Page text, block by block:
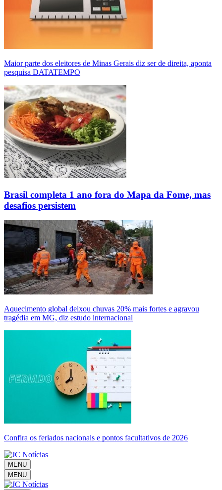
Maior parte dos eleitores de Minas Gerais diz ser de direita, aponta
pesquisa DATATEMPO
Brasil completa 1 ano fora do Mapa da Fome, mas
desafios persistem
Aquecimento global deixou chuvas 20% mais fortes e agravou
tragédia em MG, diz estudo internacional
Confira os feriados nacionais e pontos facultativos de 2026
MENU
MENU